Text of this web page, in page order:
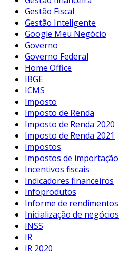
Gestão Fiscal
Gestão Inteligente
Google Meu Negócio
Governo
Governo Federal
Home Office
IBGE
ICMS
Imposto
Imposto de Renda
Imposto de Renda 2020
Imposto de Renda 2021
Impostos
Impostos de importação
Incentivos fiscais
Indicadores financeiros
Infoprodutos
Informe de rendimentos
Inicialização de negócios
INSS
IR
IR 2020